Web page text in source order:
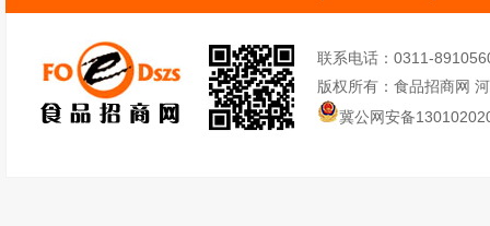
联系电话：0311-
版权所有：食品招商网
冀公网安备